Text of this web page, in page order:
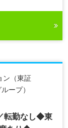
ン（東証
ープ）
転勤なし◆東